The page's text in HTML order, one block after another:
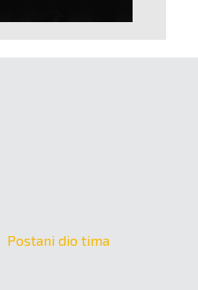
Postani dio tima